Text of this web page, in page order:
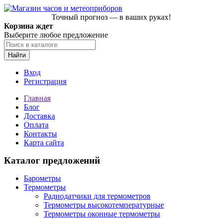
Точный прогноз — в ваших руках!
Корзина ждет
Выберите любое предложение
Найти
Вход
Регистрация
Главная
Блог
Доставка
Оплата
Контакты
Карта сайта
Каталог предложений
Барометры
Термометры
Радиодатчики для термометров
Термометры высокотемпературные
Термометры оконные термометры